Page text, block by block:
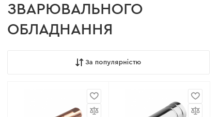
ЗВАРЮВАЛЬНОГО
ОБЛАДНАННЯ
За популярністю